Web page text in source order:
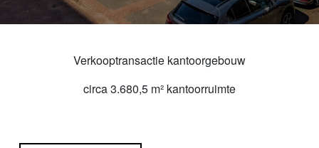
Verkooptransactie kantoorgebouw
circa 3.680,5 m² kantoorruimte